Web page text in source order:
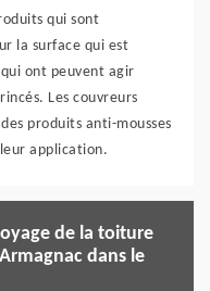
qui sont
la surface qui est
ont peuvent agir
Les couvreurs
produits anti-mousses
application.
de la toiture
dans le